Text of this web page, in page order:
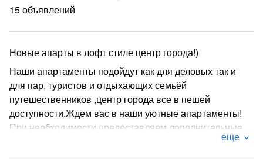
15 объявлений
Новые апарты в лофт стиле центр города!)
Наши апартаменты подойдут как для деловых так и
для пар, туристов и отдыхающих семьёй
путешественников ,центр города все в пешей
доступности.Ждем вас в наши уютные апартаменты!
При необходимости предоставляем дополнительные
Аренда апартаментов в Майкопе самый центр города
еще